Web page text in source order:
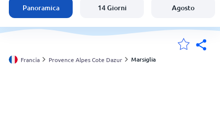
Italia
Svizzera
Panoramica 14 Giorni Agosto
Francia Provence Alpes Cote Dazur Marsiglia